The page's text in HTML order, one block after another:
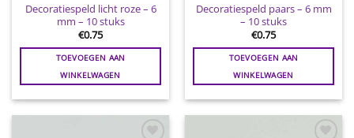
Decoratiespeld licht roze – 6
mm – 10 stuks
€0.75
TOEVOEGEN AAN
WINKELWAGEN
Decoratiespeld paars – 6 mm
– 10 stuks
€0.75
TOEVOEGEN AAN
WINKELWAGEN